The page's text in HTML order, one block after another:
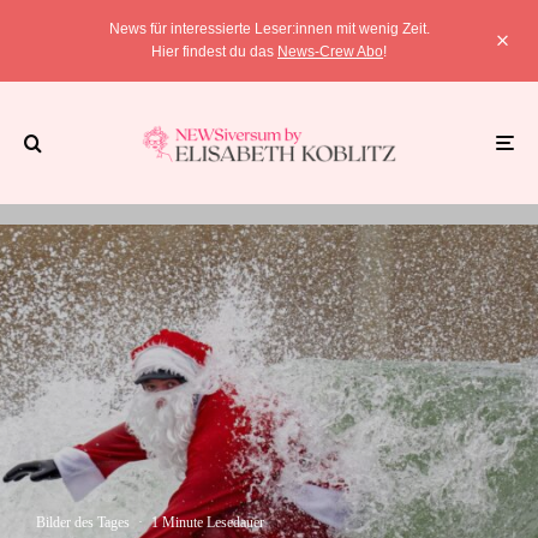
News für interessierte Leser:innen mit wenig Zeit.
Hier findest du das News-Crew Abo!
Bilder des Tages · 1 Minute Lesedauer